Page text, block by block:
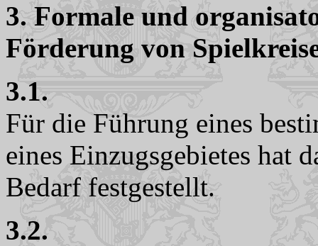
3. Formale und
Förderung von
3.1.
Für die Führung eines
eines Einzugsgebietes hat
Bedarf festgestellt.
3.2.